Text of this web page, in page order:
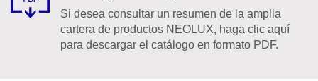
Si desea consultar un resumen de la amplia
cartera de productos NEOLUX, haga clic aquí
para descargar el catálogo en formato PDF.